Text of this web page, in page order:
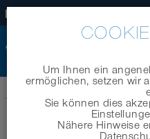
NORPLAST
®PUR 387
Um Ihnen ein
ermöglichen, setzen wir
Sie können dies
Nähere Hinweise